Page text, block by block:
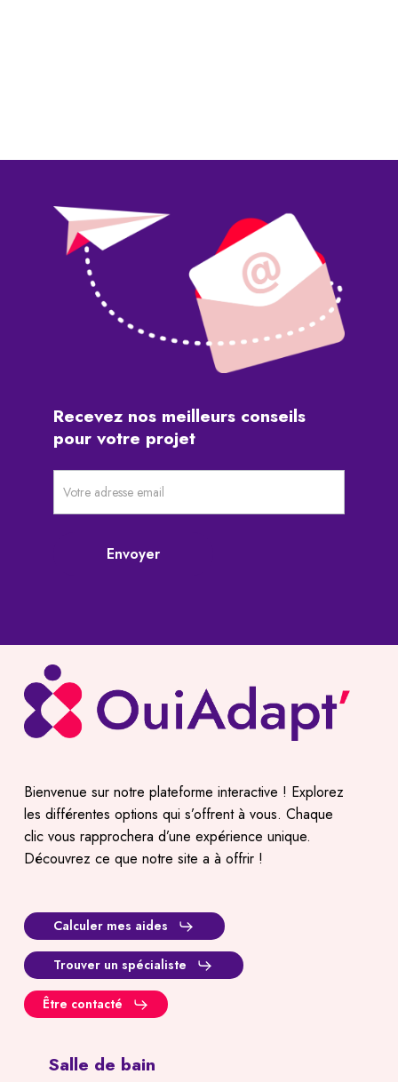
Recevez nos meilleurs conseils
pour votre projet
pré-
Envoyer
Bienvenue sur notre plateforme interactive ! Explorez
les différentes options qui s’offrent à vous. Chaque
clic vous rapprochera d’une expérience unique.
Découvrez ce que notre site a à offrir !
Calculer mes aides
Trouver un spécialiste
Être contacté
Salle de bain